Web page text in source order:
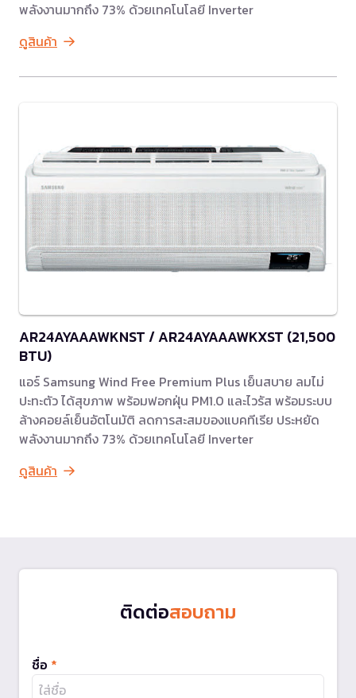
พลังงานมากถึง 73% ด้วยเทคโนโลยี Inverter
ดูสินค้า
AR24AYAAAWKNST / AR24AYAAAWKXST (21,500
BTU)
แอร์ Samsung Wind Free Premium Plus เย็นสบาย ลมไม่
ปะทะตัว ได้สุขภาพ พร้อมฟอกฝุ่น PM1.0 และไวรัส พร้อมระบบ
ล้างคอยล์เย็นอัตโนมัติ ลดการสะสมของแบคทีเรีย ประหยัด
พลังงานมากถึง 73% ด้วยเทคโนโลยี Inverter
ดูสินค้า
ติดต่อสอบถาม
ชื่อ *